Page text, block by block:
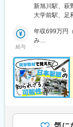
ざいます。ご
場合がござい
た定期的なロ
ます！ ★「エ
を積んでいた
源が豊富な立
くさん出会え
新旭川駅、萩
大学前駅、足
給与
年収699万円
み
み